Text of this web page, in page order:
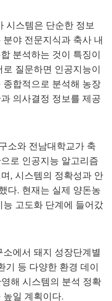
시스템은 단순한 정보
야 전문지식과 축사 내
분석하는 것이 특징이
질문하면 인공지능이
합적으로 분석해 농장
의사결정 정보를 제공
소와 전남대학교가 축
로 인공지능 알고리즘
, 시스템의 정확성과 안
다. 현재는 실제 양돈농
고도화 단계에 들어갔
에서 돼지 성장단계별
기 등 다양한 환경 데이
영해 시스템의 분석 정확
높일 계획이다.